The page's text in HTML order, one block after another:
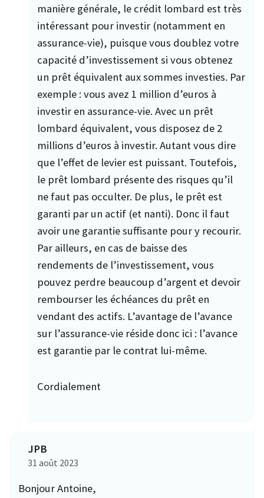
manière générale, le crédit lombard est très
intéressant pour investir (notamment en
assurance-vie), puisque vous doublez votre
capacité d’investissement si vous obtenez
un prêt équivalent aux sommes investies. Par
exemple : vous avez 1 million d’euros à
investir en assurance-vie. Avec un prêt
lombard équivalent, vous disposez de 2
millions d’euros à investir. Autant vous dire
que l’effet de levier est puissant. Toutefois,
le prêt lombard présente des risques qu’il
ne faut pas occulter. De plus, le prêt est
garanti par un actif (et nanti). Donc il faut
avoir une garantie suffisante pour y recourir.
Par ailleurs, en cas de baisse des
rendements de l’investissement, vous
pouvez perdre beaucoup d’argent et devoir
rembourser les échéances du prêt en
vendant des actifs. L’avantage de l’avance
sur l’assurance-vie réside donc ici : l’avance
est garantie par le contrat lui-même.
Cordialement
JPB
31 août 2023
Bonjour Antoine,